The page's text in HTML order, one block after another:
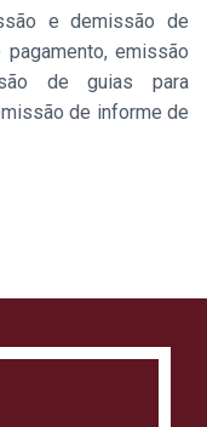
e demissão de
emissão
de guias para
de informe de